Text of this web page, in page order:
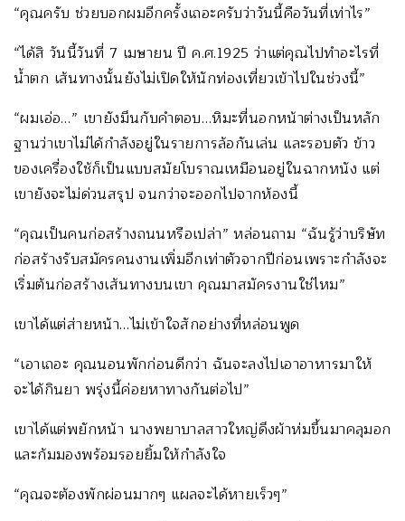
“คุณครับ ช่วยบอกผมอีกครั้งเถอะครับว่าวันนี้คือวันที่เท่าไร”
“ได้สิ วันนี้วันที่ 7 เมษายน ปี ค.ศ.1925 ว่าแต่คุณไปทำอะไรที่
น้ำตก เส้นทางนั้นยังไม่เปิดให้นักท่องเที่ยวเข้าไปในช่วงนี้”
“ผมเอ่อ…” เขายังมึนกับคำตอบ…หิมะที่นอกหน้าต่างเป็นหลัก
ฐานว่าเขาไม่ได้กำลังอยู่ในรายการล้อกันเล่น และรอบตัว ข้าว
ของเครื่องใช้ก็เป็นแบบสมัยโบราณเหมือนอยู่ในฉากหนัง แต่
เขายังจะไม่ด่วนสรุป จนกว่าจะออกไปจากห้องนี้
“คุณเป็นคนก่อสร้างถนนหรือเปล่า” หล่อนถาม “ฉันรู้ว่าบริษัท
ก่อสร้างรับสมัครคนงานเพิ่มอีกเท่าตัวจากปีก่อนเพราะกำลังจะ
เริ่มต้นก่อสร้างเส้นทางบนเขา คุณมาสมัครงานใช่ไหม”
เขาได้แต่ส่ายหน้า…ไม่เข้าใจสักอย่างที่หล่อนพูด
“เอาเถอะ คุณนอนพักก่อนดีกว่า ฉันจะลงไปเอาอาหารมาให้
จะได้กินยา พรุ่งนี้ค่อยหาทางกันต่อไป”
เขาได้แต่พยักหน้า นางพยาบาลสาวใหญ่ดึงผ้าห่มขึ้นมาคลุมอก
และก้มมองพร้อมรอยยิ้มให้กำลังใจ
“คุณจะต้องพักผ่อนมากๆ แผลจะได้หายเร็วๆ”